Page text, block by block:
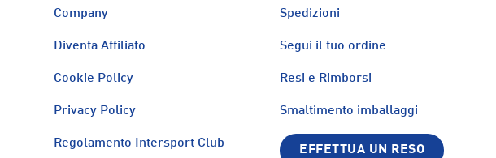
Company
Diventa Affiliato
Cookie Policy
Privacy Policy
Regolamento Intersport Club
Spedizioni
Segui il tuo ordine
Resi e Rimborsi
Smaltimento imballaggi
EFFETTUA UN RESO